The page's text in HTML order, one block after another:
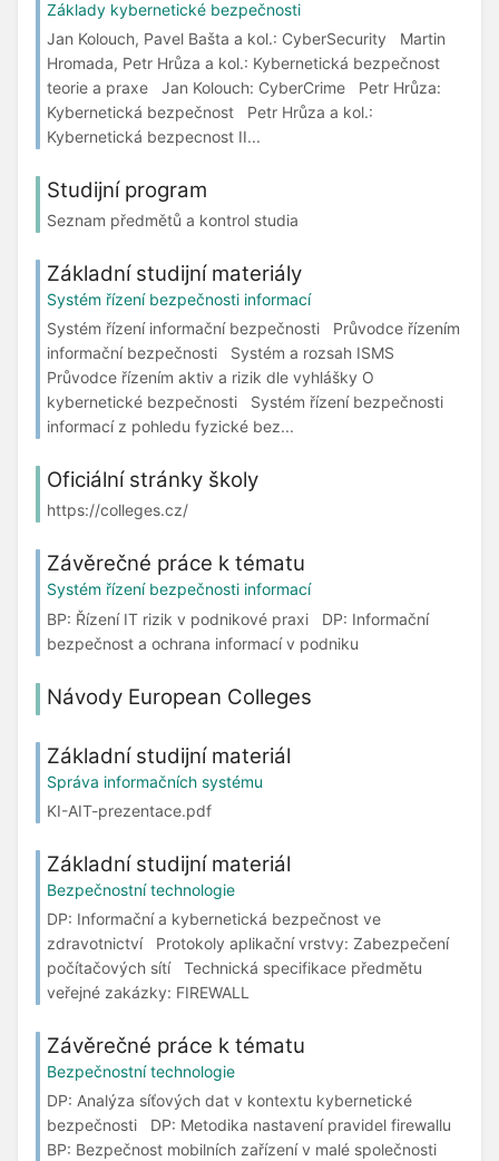
Základy kybernetické bezpečnosti
Jan Kolouch, Pavel Bašta a kol.: CyberSecurity Martin
Hromada, Petr Hrůza a kol.: Kybernetická bezpečnost
teorie a praxe Jan Kolouch: CyberCrime Petr Hrůza:
Kybernetická bezpečnost Petr Hrůza a kol.:
Kybernetická bezpecnost II...
Studijní program
Seznam předmětů a kontrol studia
Základní studijní materiály
Systém řízení bezpečnosti informací
Systém řízení informační bezpečnosti Průvodce řízením
informační bezpečnosti Systém a rozsah ISMS
Průvodce řízením aktiv a rizik dle vyhlášky O
kybernetické bezpečnosti Systém řízení bezpečnosti
informací z pohledu fyzické bez...
Oficiální stránky školy
https://colleges.cz/
Závěrečné práce k tématu
Systém řízení bezpečnosti informací
BP: Řízení IT rizik v podnikové praxi DP: Informační
bezpečnost a ochrana informací v podniku
Návody European Colleges
Základní studijní materiál
Správa informačních systému
KI-AIT-prezentace.pdf
Základní studijní materiál
Bezpečnostní technologie
DP: Informační a kybernetická bezpečnost ve
zdravotnictví Protokoly aplikační vrstvy: Zabezpečení
počítačových sítí Technická specifikace předmětu
veřejné zakázky: FIREWALL
Závěrečné práce k tématu
Bezpečnostní technologie
DP: Analýza síťových dat v kontextu kybernetické
bezpečnosti DP: Metodika nastavení pravidel firewallu
BP: Bezpečnost mobilních zařízení v malé společnosti